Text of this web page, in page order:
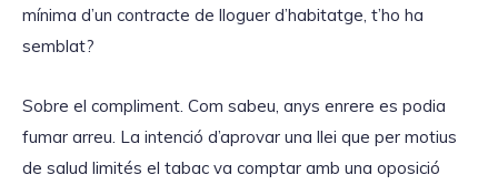
mínima d’un contracte de lloguer d’habitatge, t’ho ha
semblat?
Sobre el compliment. Com sabeu, anys enrere es podia
fumar arreu. La intenció d’aprovar una llei que per motius
de salud limités el tabac va comptar amb una oposició